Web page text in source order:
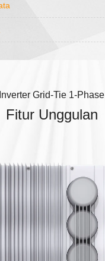
Inverter Grid-Tie 1-Phase
Fitur Unggulan